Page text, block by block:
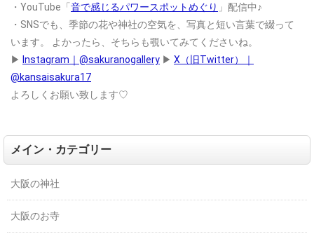
・YouTube「 音で感じるパワースポットめぐり 」配信中♪
・SNSでも、季節の花や神社の空気を、写真と短い言葉で綴って
います。
よかったら、そちらも覗いてみてくださいね。
▶ Instagram｜@sakuranogallery ▶ X（旧Twitter）｜
@kansaisakura17
よろしくお願い致します♡
メイン・カテゴリー
大阪の神社
大阪のお寺